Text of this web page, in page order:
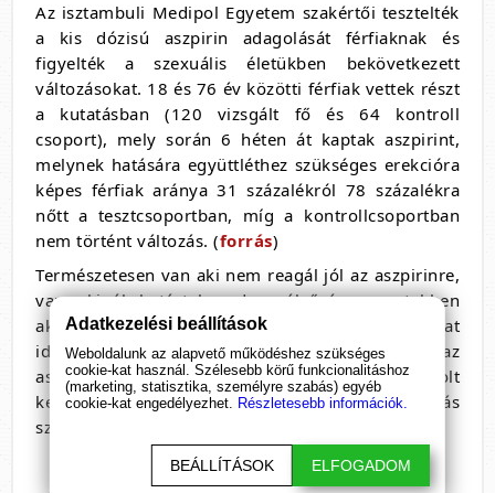
Az isztambuli Medipol Egyetem szakértői tesztelték
a kis dózisú aszpirin adagolását férfiaknak és
figyelték a szexuális életükben bekövetkezett
változásokat. 18 és 76 év közötti férfiak vettek részt
a kutatásban (120 vizsgált fő és 64 kontroll
csoport), mely során 6 héten át kaptak aszpirint,
melynek hatására együttléthez szükséges erekcióra
képes férfiak aránya 31 százalékról 78 százalékra
nőtt a tesztcsoportban, míg a kontrollcsoportban
nem történt változás. (forrás)
Természetesen van aki nem reagál jól az aszpirinre,
van akinél hatástalan de szélsőséges esetekben
akár gyomor bántalmakat és vérzést is okozhat
idősebbek körében. Hiába vény nélkül kapható az
aszpirin, szedése előtt mégis javasolt
kezelőorvossal egyeztetni róla, nem-e ütközik más
szedett gyógyszerekkel.
Adatkezelési beállítások
Weboldalunk az alapvető működéshez szükséges
cookie-kat használ. Szélesebb körű funkcionalitáshoz
(marketing, statisztika, személyre szabás) egyéb
cookie-kat engedélyezhet. Részletesebb információk.
BEÁLLÍTÁSOK ELFOGADOM